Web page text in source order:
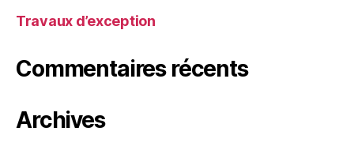
Travaux d’exception
Commentaires récents
Archives